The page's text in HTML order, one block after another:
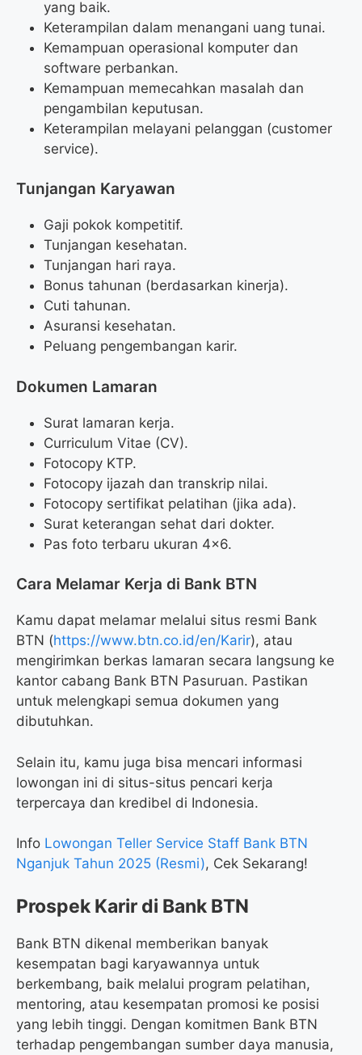
yang baik.
Keterampilan dalam menangani uang tunai.
Kemampuan operasional komputer dan
software perbankan.
Kemampuan memecahkan masalah dan
pengambilan keputusan.
Keterampilan melayani pelanggan (customer
service).
Tunjangan Karyawan
Gaji pokok kompetitif.
Tunjangan kesehatan.
Tunjangan hari raya.
Bonus tahunan (berdasarkan kinerja).
Cuti tahunan.
Asuransi kesehatan.
Peluang pengembangan karir.
Dokumen Lamaran
Surat lamaran kerja.
Curriculum Vitae (CV).
Fotocopy KTP.
Fotocopy ijazah dan transkrip nilai.
Fotocopy sertifikat pelatihan (jika ada).
Surat keterangan sehat dari dokter.
Pas foto terbaru ukuran 4×6.
Cara Melamar Kerja di Bank BTN
Kamu dapat melamar melalui situs resmi Bank
BTN (https://www.btn.co.id/en/Karir), atau
mengirimkan berkas lamaran secara langsung ke
kantor cabang Bank BTN Pasuruan. Pastikan
untuk melengkapi semua dokumen yang
dibutuhkan.
Selain itu, kamu juga bisa mencari informasi
lowongan ini di situs-situs pencari kerja
terpercaya dan kredibel di Indonesia.
Info Lowongan Teller Service Staff Bank BTN
Nganjuk Tahun 2025 (Resmi), Cek Sekarang!
Prospek Karir di Bank BTN
Bank BTN dikenal memberikan banyak
kesempatan bagi karyawannya untuk
berkembang, baik melalui program pelatihan,
mentoring, atau kesempatan promosi ke posisi
yang lebih tinggi. Dengan komitmen Bank BTN
terhadap pengembangan sumber daya manusia,